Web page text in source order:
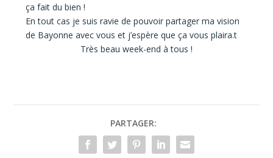
ça fait du bien !
En tout cas je suis ravie de pouvoir partager ma vision
de Bayonne avec vous et j’espère que ça vous plaira.t
Très beau week-end à tous !
PARTAGER: